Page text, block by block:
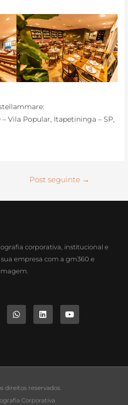
– Vila Popular, Itapetininga – SP,
Post seguinte →
corporativa, institucional e
empresa com a gm360 e
direitos reservados.
Corporativa